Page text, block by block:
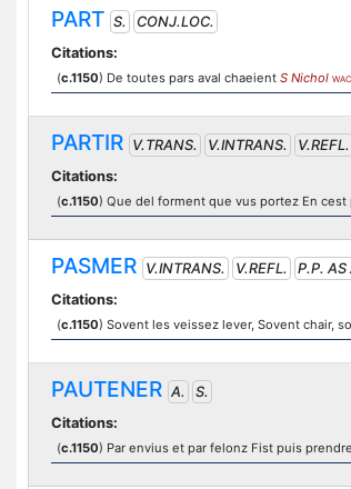
PART S.
CONJ.LOC.
Citations:
(c.1150) De toutes pars aval chaeient S Nichol
PARTIR V.TRANS. V.INTRANS. V.REFL.
Citations:
(c.1150) Que del forment que vus portez En cest
PASMER V.INTRANS. V.REFL. P.P. AS
Citations:
(c.1150) Sovent les veissez lever, Sovent chair,
PAUTENER A.
S.
Citations:
(c.1150) Par envius et par felonz Fist puis